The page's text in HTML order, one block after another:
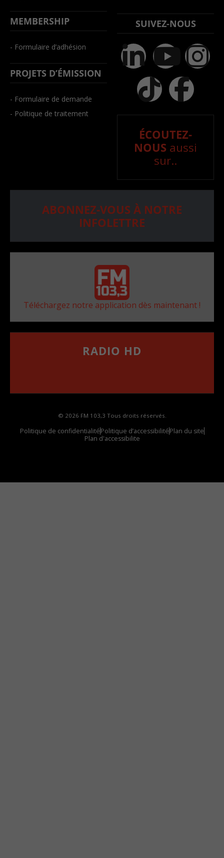
MEMBERSHIP
- Formulaire d’adhésion
PROJETS D’ÉMISSION
- Formulaire de demande
- Politique de traitement
SUIVEZ-NOUS
ÉCOUTEZ-
NOUS aussi
sur..
ABONNEZ-VOUS À NOTRE
INFOLETTRE
Téléchargez notre application dès maintenant !
RADIO HD
© 2026 FM 103,3 Tous droits réservés.
Politique de confidentialitéPolitique d’accessibilitéPlan du site
Plan d'accessibilite